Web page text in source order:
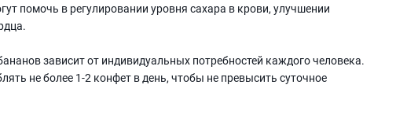
помочь в регулировании уровня сахара в крови, улучшении
зависит от индивидуальных потребностей каждого человека.
не более 1-2 конфет в день, чтобы не превысить суточное